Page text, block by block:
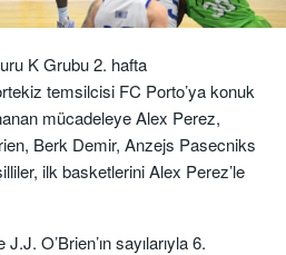
K Grubu 2. hafta
temsilcisi FC Porto’ya konuk
mücadeleye Alex Perez,
Berk Demir, Anzejs Pasecniks
ilk basketlerini Alex Perez’le
O’Brien’ın sayılarıyla 6.